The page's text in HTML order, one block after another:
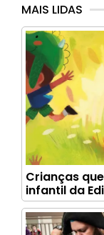
MAIS LIDAS
Crianças
infantil da